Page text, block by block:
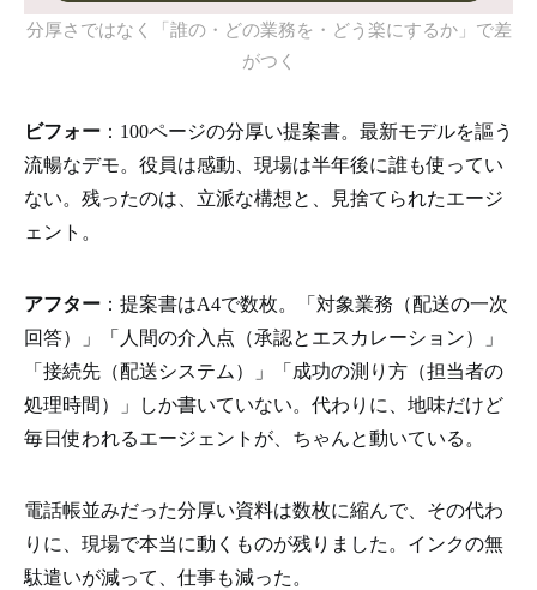
分厚さではなく「誰の・どの業務を・どう楽にするか」で差
がつく
ビフォー ：100ページの分厚い提案書。最新モデルを謳う
流暢なデモ。役員は感動、現場は半年後に誰も使ってい
ない。残ったのは、立派な構想と、見捨てられたエージ
ェント。
アフター ：提案書はA4で数枚。「対象業務（配送の一次
回答）」「人間の介入点（承認とエスカレーション）」
「接続先（配送システム）」「成功の測り方（担当者の
処理時間）」しか書いていない。代わりに、地味だけど
毎日使われるエージェントが、ちゃんと動いている。
電話帳並みだった分厚い資料は数枚に縮んで、その代わ
りに、現場で本当に動くものが残りました。インクの無
駄遣いが減って、仕事も減った。